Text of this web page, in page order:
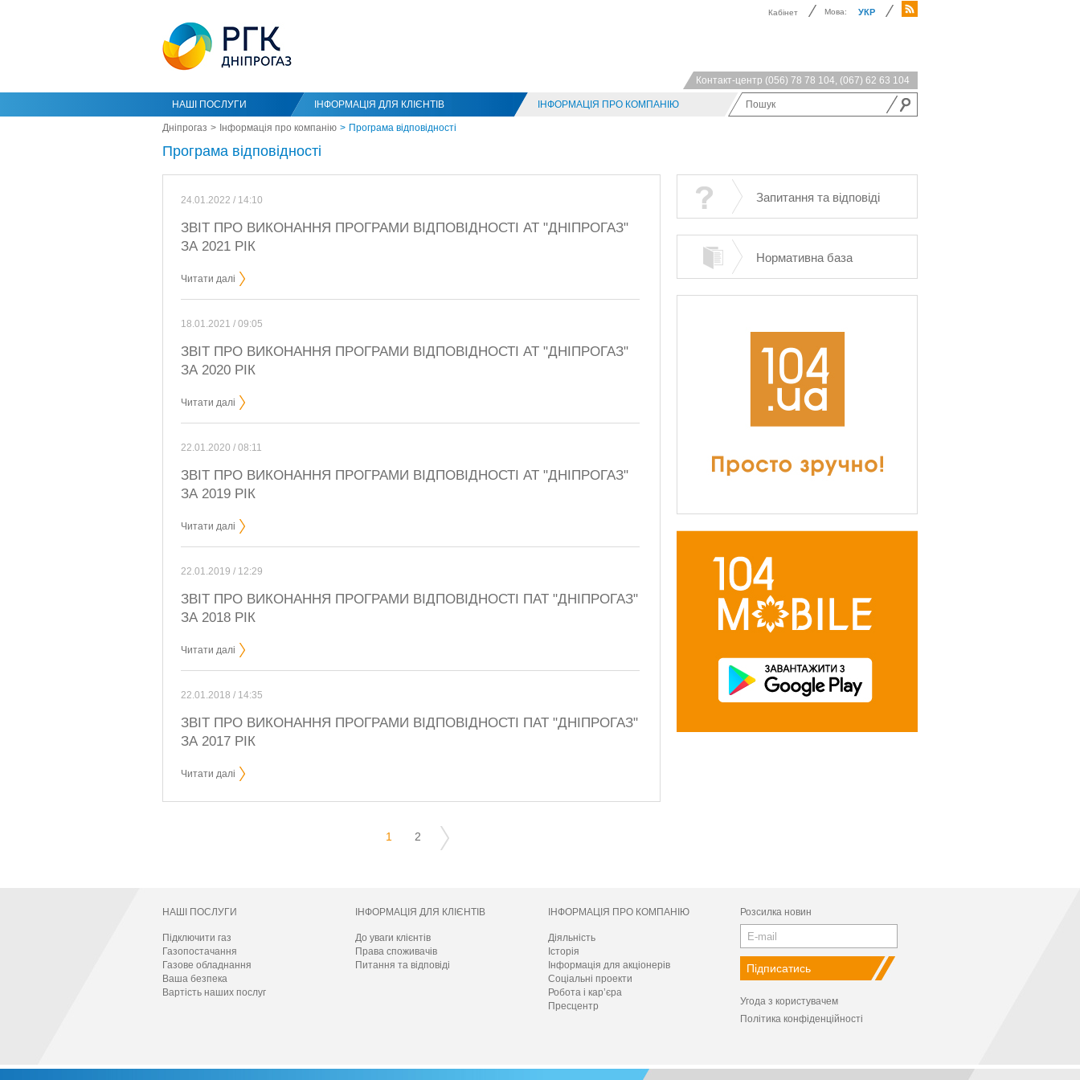
Кабінет Мова: УКР
Контакт-центр (056) 78 78 104, (067) 62 63 104
НАШІ ПОСЛУГИ ІНФОРМАЦІЯ ДЛЯ КЛІЄНТІВ ІНФОРМАЦІЯ ПРО КОМПАНІЮ
Дніпрогаз Інформація про компанію Програма відповідності
Програма відповідності
24.01.2022 / 14:10
ЗВІТ ПРО ВИКОНАННЯ ПРОГРАМИ ВІДПОВІДНОСТІ АТ "ДНІПРОГАЗ"
ЗА 2021 РІК
Читати далі
18.01.2021 / 09:05
ЗВІТ ПРО ВИКОНАННЯ ПРОГРАМИ ВІДПОВІДНОСТІ АТ "ДНІПРОГАЗ"
ЗА 2020 РІК
Читати далі
22.01.2020 / 08:11
ЗВІТ ПРО ВИКОНАННЯ ПРОГРАМИ ВІДПОВІДНОСТІ АТ "ДНІПРОГАЗ"
ЗА 2019 РІК
Читати далі
22.01.2019 / 12:29
ЗВІТ ПРО ВИКОНАННЯ ПРОГРАМИ ВІДПОВІДНОСТІ ПАТ "ДНІПРОГАЗ"
ЗА 2018 РІК
Читати далі
22.01.2018 / 14:35
ЗВІТ ПРО ВИКОНАННЯ ПРОГРАМИ ВІДПОВІДНОСТІ ПАТ "ДНІПРОГАЗ"
ЗА 2017 РІК
Читати далі
1 2
Запитання та відповіді
Нормативна база
НАШІ ПОСЛУГИ
Підключити газ
Газопостачання
Газове обладнання
Ваша безпека
Вартість наших послуг
ІНФОРМАЦІЯ ДЛЯ КЛІЄНТІВ
До уваги клієнтів
Права споживачів
Питання та відповіді
ІНФОРМАЦІЯ ПРО КОМПАНІЮ
Діяльність
Історія
Інформація для акціонерів
Соціальні проекти
Робота і кар’єра
Пресцентр
Розсилка новин
Угода з користувачем
Політика конфіденційності